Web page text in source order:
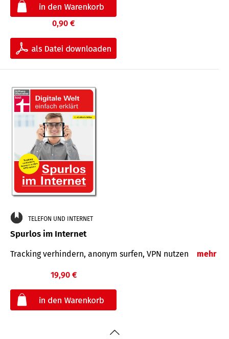
0,90 €
TELEFON UND INTERNET
Spurlos im Internet
Tracking verhindern, anonym surfen, VPN nutzen mehr
19,90 €